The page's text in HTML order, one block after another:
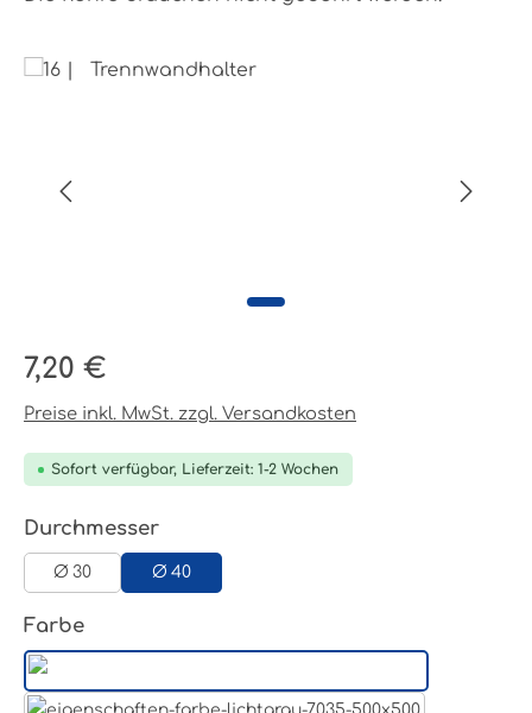
Bildergalerie überspringen
Regulärer Preis:
7,20 €
Preise inkl. MwSt. zzgl. Versandkosten
Sofort verfügbar, Lieferzeit: 1-2 Wochen
Durchmesserauswählen
Ø 30 Ø 40
Farbeauswählen